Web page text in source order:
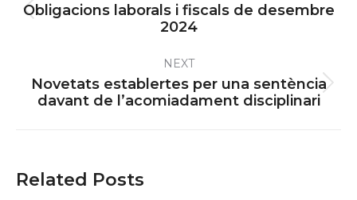
Previous
post:
Obligacions laborals i fiscals de desembre
2024
NEXT
Next
post:
Novetats establertes per una sentència
davant de l’acomiadament disciplinari
Related Posts